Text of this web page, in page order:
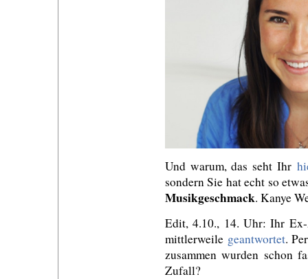
Und warum, das seht Ihr
sondern Sie hat echt so
Musikgeschmack. Kanye
Edit, 4.10., 14. Uhr: Ihr
mittlerweile geantwortet.
zusammen wurden schon
Zufall?